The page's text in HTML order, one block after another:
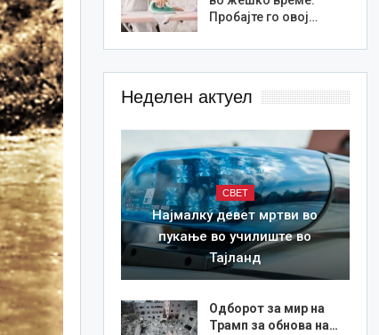
Пробајте го овој…
Неделен актуел
СВЕТ
Најмалку девет мртви во
пукање во училиште во
Тајланд
Одборот за мир на
Трамп за обнова на…